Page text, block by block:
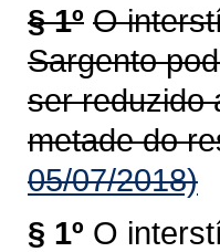
§ 1º O
Sargento
ser reduzido
metade do
05/07/2018)
§ 1º O